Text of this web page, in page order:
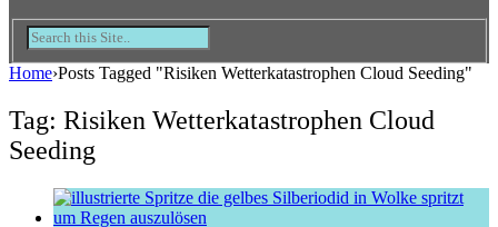
Home›Posts Tagged "Risiken Wetterkatastrophen Cloud Seeding"
Tag: Risiken Wetterkatastrophen Cloud
Seeding